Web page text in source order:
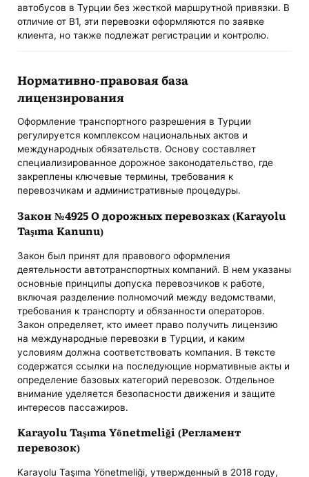
автобусов в Турции без жесткой маршрутной привязки. В
отличие от B1, эти перевозки оформляются по заявке
клиента, но также подлежат регистрации и контролю.
Нормативно-правовая база
лицензирования
Оформление транспортного разрешения в Турции
регулируется комплексом национальных актов и
международных обязательств. Основу составляет
специализированное дорожное законодательство, где
закреплены ключевые термины, требования к
перевозчикам и административные процедуры.
Закон №4925 О дорожных перевозках (Karayolu
Taşıma Kanunu)
Закон был принят для правового оформления
деятельности автотранспортных компаний. В нем указаны
основные принципы допуска перевозчиков к работе,
включая разделение полномочий между ведомствами,
требования к транспорту и обязанности операторов.
Закон определяет, кто имеет право получить лицензию
на международные перевозки в Турции, и каким
условиям должна соответствовать компания. В тексте
содержатся ссылки на последующие нормативные акты и
определение базовых категорий перевозок. Отдельное
внимание уделяется безопасности движения и защите
интересов пассажиров.
Karayolu Taşıma Yönetmeliği (Регламент
перевозок)
Karayolu Taşıma Yönetmeliği, утвержденный в 2018 году,